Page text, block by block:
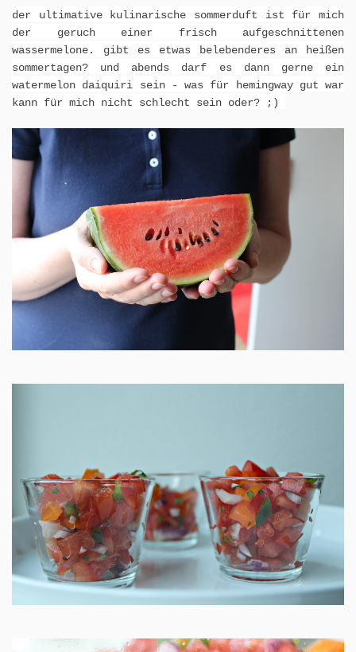
der ultimative kulinarische sommerduft ist für mich
der geruch einer frisch aufgeschnittenen
wassermelone. gibt es etwas belebenderes an heißen
sommertagen? und abends darf es dann gerne ein
watermelon daiquiri sein - was für hemingway gut war
kann für mich nicht schlecht sein oder? ;)